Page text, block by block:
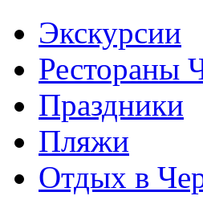
Экскурсии
Рестораны
Праздники
Пляжи
Отдых в